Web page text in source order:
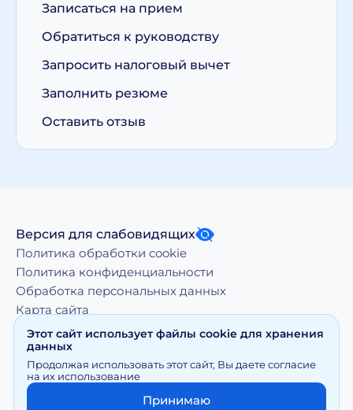
Записаться на прием
Обратиться к руководству
Запросить налоговый вычет
Заполнить резюме
Оставить отзыв
Версия для слабовидящих
Политика обработки cookie
Политика конфиденциальности
Обработка персональных данных
Карта сайта
использование материалов, размещенных на moy-
doktor.org возможно только с письменного разрешения
Правообладателя
Этот сайт использует файлы cookie для хранения
данных
Продолжая использовать этот сайт, Вы даете согласие
на их использование
Принимаю